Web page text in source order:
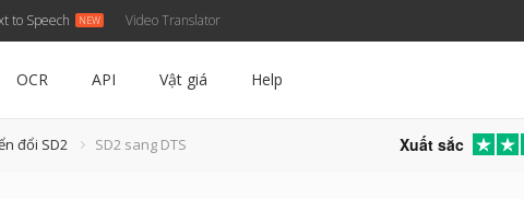
to Speech Video Translator
OCR API Vật giá Help
đổi SD2 SD2 sang DTS Xuất sắc